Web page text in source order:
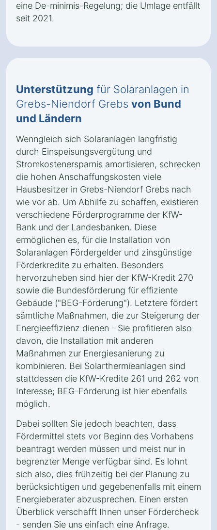
eine De-minimis-Regelung; die Umlage entfällt
seit 2021.
Unterstützung für Solaranlagen in
Grebs-Niendorf Grebs von Bund
und Ländern
Wenngleich sich Solaranlagen langfristig
durch Einspeisungsvergütung und
Stromkostenersparnis amortisieren, schrecken
die hohen Anschaffungskosten viele
Hausbesitzer in Grebs-Niendorf Grebs nach
wie vor ab. Um Abhilfe zu schaffen, existieren
verschiedene Förderprogramme der KfW-
Bank und der Landesbanken. Diese
ermöglichen es, für die Installation von
Solaranlagen Fördergelder und zinsgünstige
Förderkredite zu erhalten. Besonders
hervorzuheben sind hier der KfW-Kredit 270
sowie die Bundesförderung für effiziente
Gebäude ("BEG-Förderung"). Letztere fördert
sämtliche Maßnahmen, die zur Steigerung der
Energieeffizienz dienen - Sie profitieren also
davon, die Installation mit anderen
Maßnahmen zur Energiesanierung zu
kombinieren. Bei Solarthermieanlagen sind
stattdessen die KfW-Kredite 261 und 262 von
Interesse; BEG-Förderung ist hier ebenfalls
möglich.
Dabei sollten Sie jedoch beachten, dass
Fördermittel stets vor Beginn des Vorhabens
beantragt werden müssen und meist nur in
begrenzter Menge verfügbar sind. Es lohnt
sich also, dies frühzeitig bei der Planung zu
berücksichtigen und gegebenenfalls mit einem
Energieberater abzusprechen. Einen ersten
Überblick verschafft Ihnen unser Fördercheck
- senden Sie uns einfach eine Anfrage.